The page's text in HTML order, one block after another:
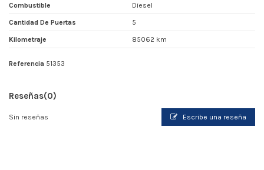
Combustible Diesel
Cantidad De Puertas 5
Kilometraje 85062 km
Referencia 51353
Reseñas(0)
Sin reseñas Escribe una reseña